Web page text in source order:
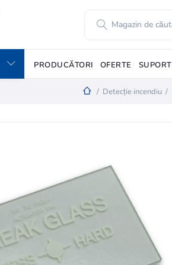
PRODUCĂTORI OFERTE SUPORT
/ Detecție incendiu /